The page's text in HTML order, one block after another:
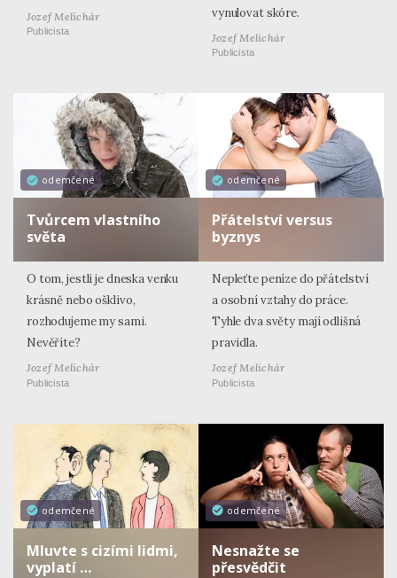
Jozef Melichár
Publicista
vynulovat skóre.
Jozef Melichár
Publicista
odemčené
Tvůrcem vlastního
světa
O tom, jestli je dneska venku
krásně nebo ošklivo,
rozhodujeme my sami.
Nevěříte?
Jozef Melichár
Publicista
odemčené
Přátelství versus
byznys
Nepleťte peníze do přátelství
a osobní vztahy do práce.
Tyhle dva světy mají odlišná
pravidla.
Jozef Melichár
Publicista
odemčené
Mluvte s cizími lidmi,
vyplatí …
odemčené
Nesnažte se
přesvědčit